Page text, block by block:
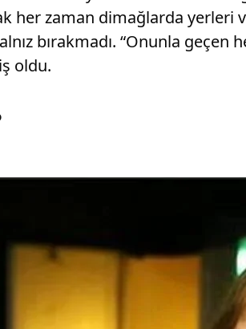
her zaman dimağlarda yerleri
bırakmadı. “Onunla
oldu.